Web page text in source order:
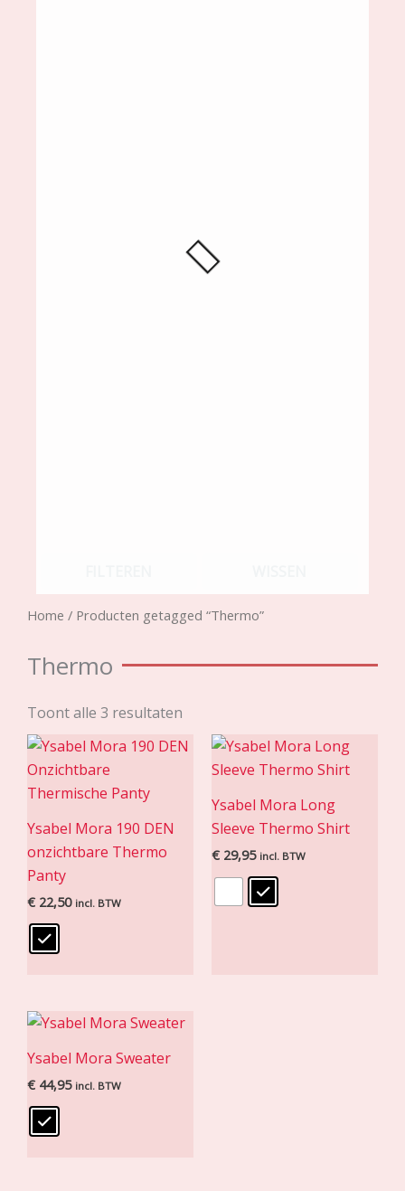
Home / Producten getagged “Thermo”
Thermo
Toont alle 3 resultaten
Ysabel Mora 190 DEN
onzichtbare Thermo
Panty
€ 22,50 incl. BTW
Ysabel Mora Long
Sleeve Thermo Shirt
€ 29,95 incl. BTW
Ysabel Mora Sweater
€ 44,95 incl. BTW